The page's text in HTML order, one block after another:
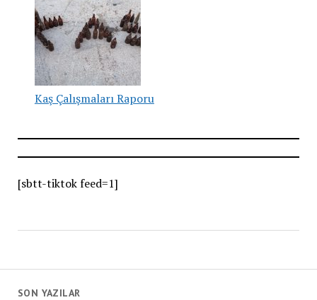
SON YAZILAR
Kaş Çalışmaları Raporu
[sbtt-tiktok feed=1]